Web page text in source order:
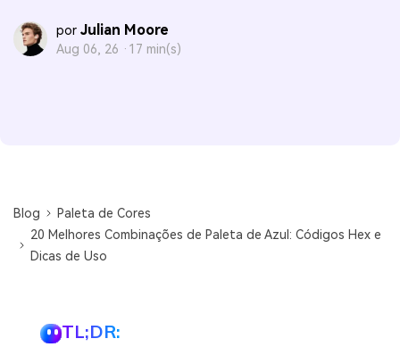
por Julian Moore
Aug 06, 26 · 17 min(s)
Blog
Paleta de Cores
20 Melhores Combinações de Paleta de Azul: Códigos Hex e
Dicas de Uso
TL;DR: